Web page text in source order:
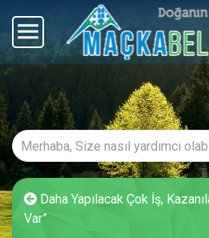
Daha Yapılacak Çok İş,
Var”